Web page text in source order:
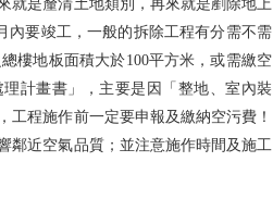
就是釐清土地類別，再來就是剷除地上
內要竣工，一般的拆除工程有分需不需
樓地板面積大於100平方米，或需繳空
計畫書」，主要是因「整地、室內裝
程施作前一定要申報及繳納空污費！
鄰近空氣品質；並注意施作時間及施工